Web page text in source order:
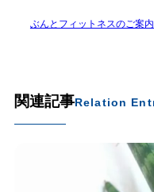
ぶんとフィットネスのご案内
関連記事Relation